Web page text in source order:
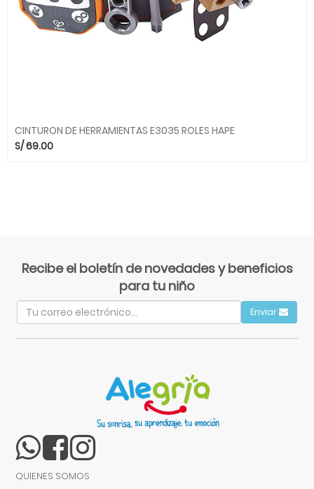
CINTURON DE HERRAMIENTAS E3035 ROLES HAPE
S/69.00
Recibe el boletín de novedades y beneficios
para tu niño
Enviar
QUIENES SOMOS